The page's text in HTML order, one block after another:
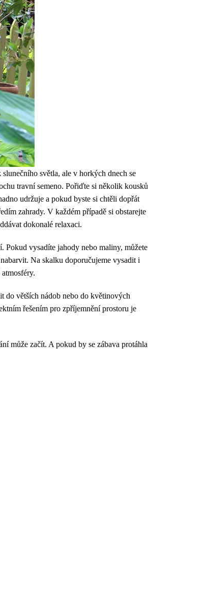
světla, ale v horkých dnech se
travní semeno. Pořiďte si několik kousků
udržuje a pokud byste si chtěli dopřát
zahrady. V každém případě si obstarejte
dokonalé relaxaci.
Pokud vysadíte jahody nebo maliny, můžete
Na skalku doporučujeme vysadit i
do větších nádob nebo do květinových
řešením pro zpříjemnění prostoru je
může začít. A pokud by se zábava protáhla